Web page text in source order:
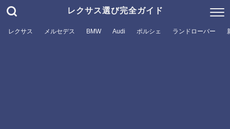
レクサス選び完全ガイド
レクサス メルセデス BMW Audi ポルシェ ランドローバー